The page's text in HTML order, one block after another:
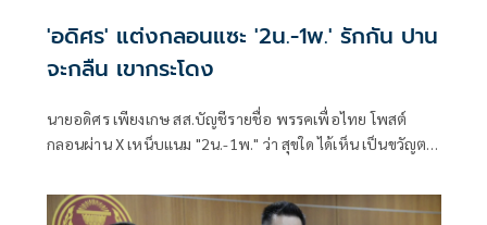
'อดิศร' แต่งกลอนแซะ '2น.-1พ.' รักกัน ปาน
จะกลืน เขากระโดง
นายอดิศร เพียงเกษ สส.บัญชีรายชื่อ พรรคเพื่อไทย โพสต์
กลอนผ่าน X เหน็บแนม "2น.-1พ." ว่า สุขใด ได้เห็น เป็นขวัญตา